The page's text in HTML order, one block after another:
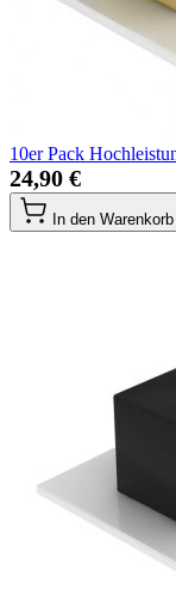
10er Pack
24,90 €
In den Warenkorb